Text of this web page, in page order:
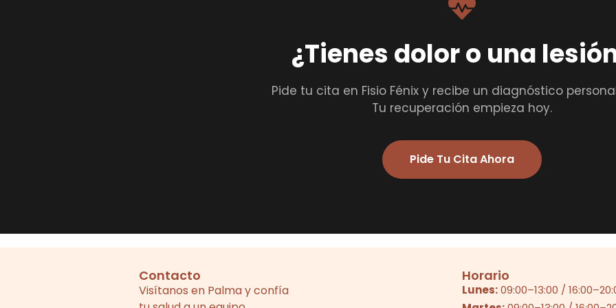
¿Tienes dolor o una
Pide tu cita en Fisio Fénix y recibe un diagnóstico
Tu recuperación empieza hoy.
Pide Tu Cita Ahora
Contacto
Visítanos en Palma y confía
Horario
Lunes:09:00–13:00 / 16:00–